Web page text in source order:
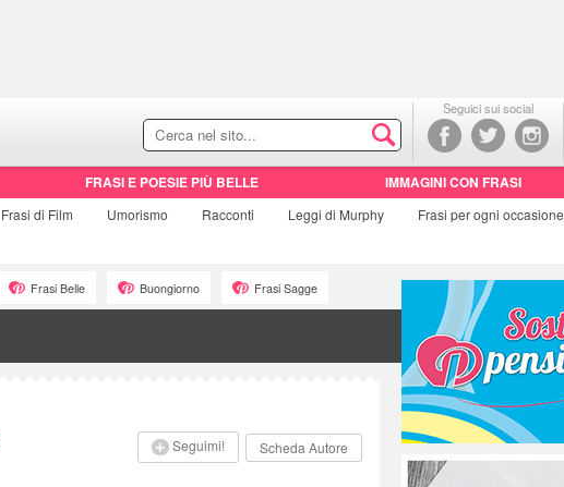
Seguici sui social
FRASI E POESIE PIÙ BELLE IMMAGINI CON FRASI
Frasi di Film Umorismo Racconti Leggi di Murphy Frasi per ogni occasione
Frasi Belle Buongiorno Frasi Sagge
Seguimi! Scheda Autore